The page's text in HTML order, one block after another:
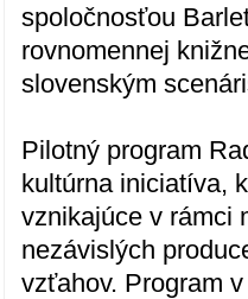
spoločnosťou
rovnomennej
slovenským
Pilotný program
kultúrna iniciatíva,
vznikajúce v rámci
nezávislých
vzťahov. Program